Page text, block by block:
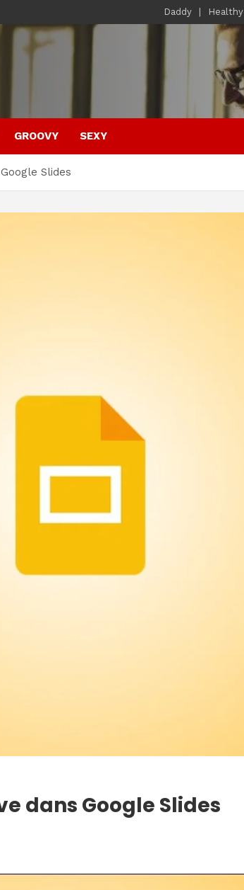
Daddy Healthy
GROOVY SEXY
Slides
dans Google Slides